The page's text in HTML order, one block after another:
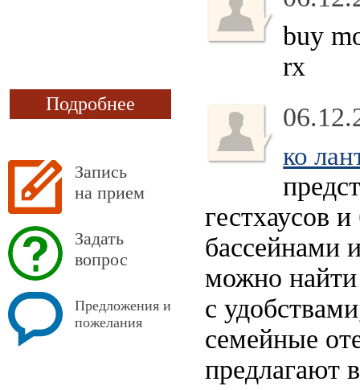
Подробнее
Запись
на прием
Задать
вопрос
Предложения и
пожелания
buy
rx
ко
гестхаусов
бассейнами
можно найти
с
семейные
предлагают